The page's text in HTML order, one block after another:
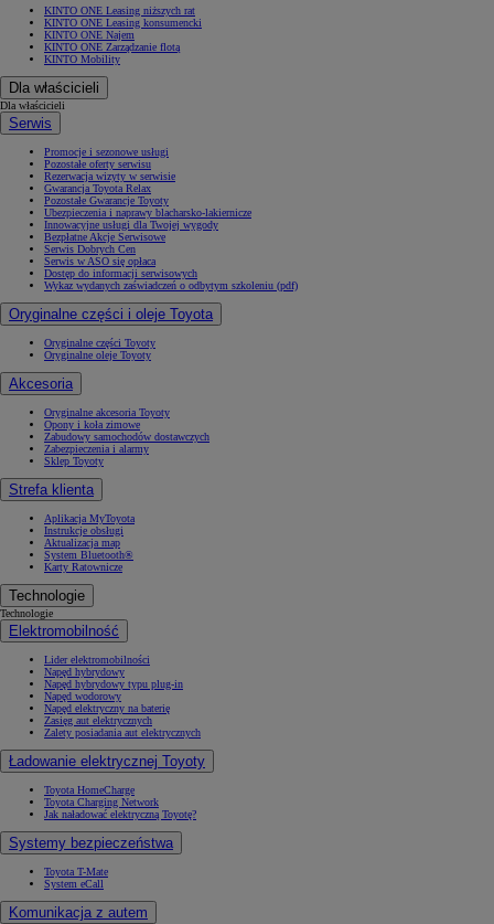
KINTO ONE Leasing niższych rat
KINTO ONE Leasing konsumencki
KINTO ONE Najem
KINTO ONE Zarządzanie flotą
KINTO Mobility
Dla właścicieli
Dla właścicieli
Serwis
Promocje i sezonowe usługi
Pozostałe oferty serwisu
Rezerwacja wizyty w serwisie
Gwarancja Toyota Relax
Pozostałe Gwarancje Toyoty
Ubezpieczenia i naprawy blacharsko-lakiernicze
Innowacyjne usługi dla Twojej wygody
Bezpłatne Akcje Serwisowe
Serwis Dobrych Cen
Serwis w ASO się opłaca
Dostęp do informacji serwisowych
Wykaz wydanych zaświadczeń o odbytym szkoleniu (pdf)
Oryginalne części i oleje Toyota
Oryginalne części Toyoty
Oryginalne oleje Toyoty
Akcesoria
Oryginalne akcesoria Toyoty
Opony i koła zimowe
Zabudowy samochodów dostawczych
Zabezpieczenia i alarmy
Sklep Toyoty
Strefa klienta
Aplikacja MyToyota
Instrukcje obsługi
Aktualizacja map
System Bluetooth®
Karty Ratownicze
Technologie
Technologie
Elektromobilność
Lider elektromobilności
Napęd hybrydowy
Napęd hybrydowy typu plug-in
Napęd wodorowy
Napęd elektryczny na baterię
Zasięg aut elektrycznych
Zalety posiadania aut elektrycznych
Ładowanie elektrycznej Toyoty
Toyota HomeCharge
Toyota Charging Network
Jak naładować elektryczną Toyotę?
Systemy bezpieczeństwa
Toyota T-Mate
System eCall
Komunikacja z autem